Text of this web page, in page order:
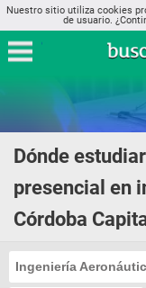
Nuestro sitio utiliza cookies
de usuario.
Dónde
presencial en
Córdoba
Ingeniería